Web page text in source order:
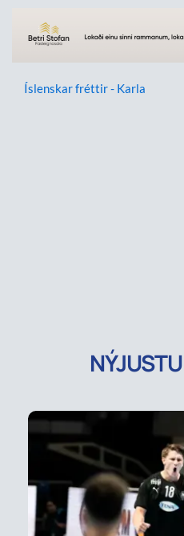
Íslenskar fréttir - Karla